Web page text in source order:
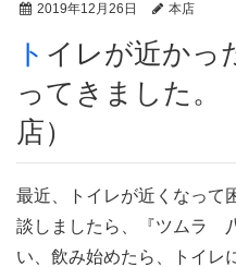
2019年12月26日 本店
トイレが近かったのが、もとに戻
ってきました
店）
最近、トイレが近くなって
談しましたら、『ツムラ
い、飲み始めたら、トイレ